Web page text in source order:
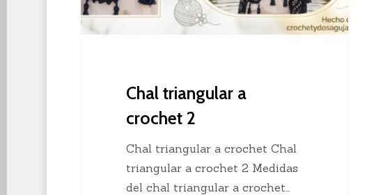
Chal triangular a
crochet 2
Chal triangular a crochet Chal
triangular a crochet 2 Medidas
del chal triangular a crochet…